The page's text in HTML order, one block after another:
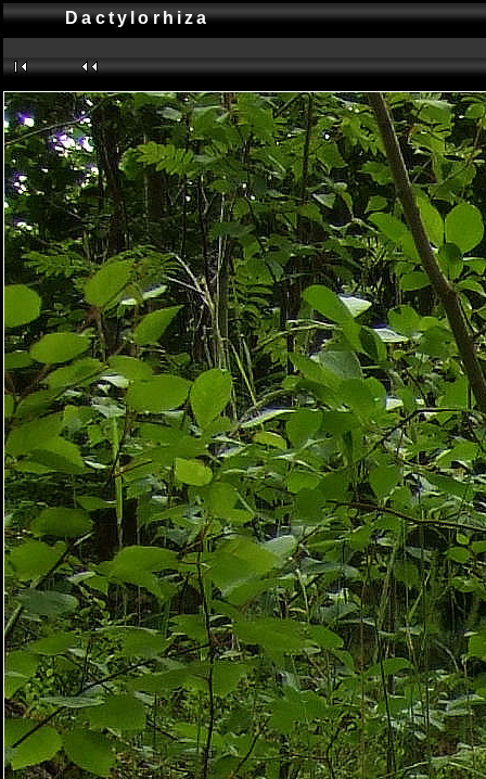
Dactylorhiza